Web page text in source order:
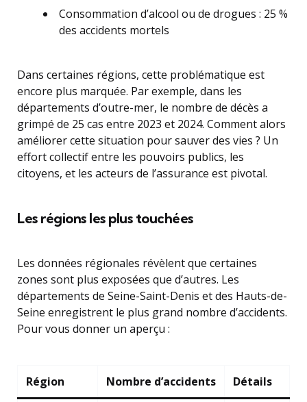
Consommation d’alcool ou de drogues : 25 %
des accidents mortels
Dans certaines régions, cette problématique est
encore plus marquée. Par exemple, dans les
départements d’outre-mer, le nombre de décès a
grimpé de 25 cas entre 2023 et 2024. Comment alors
améliorer cette situation pour sauver des vies ? Un
effort collectif entre les pouvoirs publics, les
citoyens, et les acteurs de l’assurance est pivotal.
Les régions les plus touchées
Les données régionales révèlent que certaines
zones sont plus exposées que d’autres. Les
départements de Seine-Saint-Denis et des Hauts-de-
Seine enregistrent le plus grand nombre d’accidents.
Pour vous donner un aperçu :
Région Nombre d’accidents Détails